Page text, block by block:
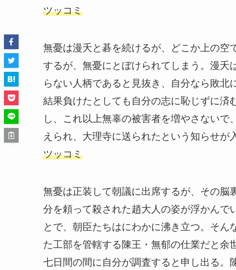
ツッコミ
無憂は漫夭と碁を続けるが、どこか上の空
するが、無憂にとぼけられてしまう。漫夭
らない人柄であると見抜き、自分なら敗
結果負けたとしても自分の志に恥じずに済
し、これ以上無辜の被害者を増やさない
えられ、大理寺に送られたという知らせが
ツッコミ
無憂は正装して朝議に出席するが、その脳
分を頼って殺された趙大人の姿が浮かんで
とで、朝臣たちはにわかに沸き立つ。そん
た工部を管轄する陳王・無郁の仕業だと余
七日間の間に自分が調査すると申し出る。